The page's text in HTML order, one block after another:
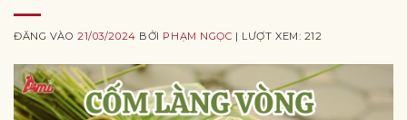
ĐĂNG VÀO21/03/2024 BỞI PHẠM NGỌC | LƯỢT XEM: 212